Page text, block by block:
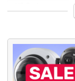
Gewicht
Grootte (lxbxh)